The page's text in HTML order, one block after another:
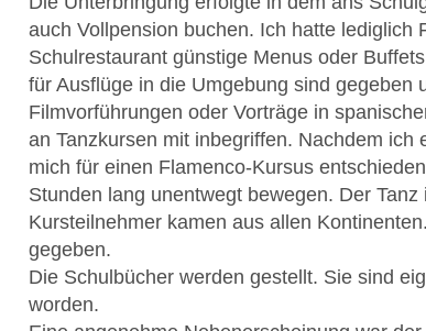
auch Vollpension buchen. Ich hatte lediglich
Schulrestaurant günstige Menus oder
für Ausflüge in die Umgebung sind gegeben
Filmvorführungen oder Vorträge in
an Tanzkursen mit inbegriffen. Nachdem
mich für einen Flamenco-Kursus
Stunden lang unentwegt bewegen. Der
Kursteilnehmer kamen aus allen
gegeben.
Die Schulbücher werden gestellt. Sie sind
worden.